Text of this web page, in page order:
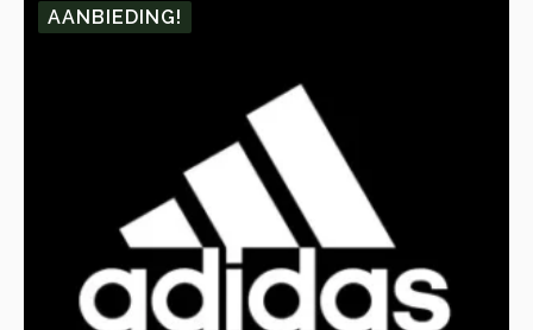
AANBIEDING!